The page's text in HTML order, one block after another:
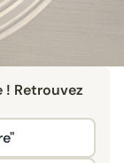
Retrouvez